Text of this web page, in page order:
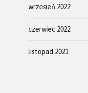
wrzesień 2022
czerwiec 2022
listopad 2021